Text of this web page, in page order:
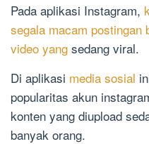
Pada aplikasi Instagram,
segala macam postingan
video yang sedang viral.
Di aplikasi media sosial
popularitas akun
konten yang diupload
banyak orang.